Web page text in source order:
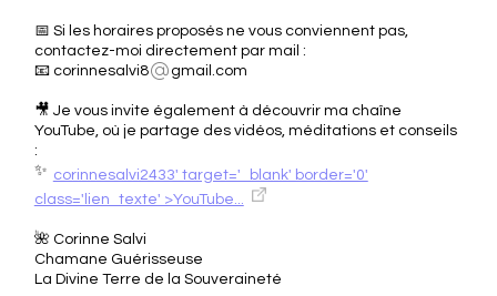
📅 Si les horaires proposés ne vous conviennent pas,
contactez-moi directement par mail :
📧 corinnesalvi8
gmail.com
🎥 Je vous invite également à découvrir ma chaîne
YouTube, où je partage des vidéos, méditations et conseils
:
✨ corinnesalvi2433' target='_blank' border='0'
class='lien_texte' >YouTube...
🌺 Corinne Salvi
Chamane Guérisseuse
La Divine Terre de la Souveraineté